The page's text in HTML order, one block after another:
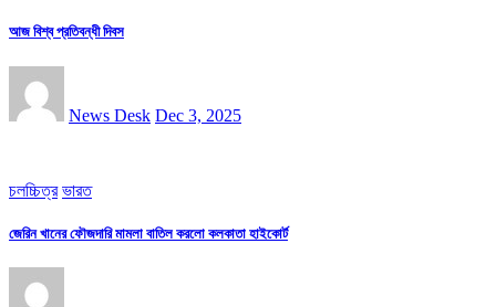
আজ বিশ্ব প্রতিবন্ধী দিবস
News Desk Dec 3, 2025
চলচ্চিত্র ভারত
জেরিন খানের ফৌজদারি মামলা বাতিল করলো কলকাতা হাইকোর্ট